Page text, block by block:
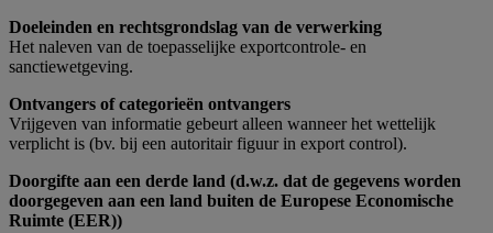
Doeleinden en rechtsgrondslag van de verwerking
Het naleven van de toepasselijke exportcontrole- en
sanctiewetgeving.
Ontvangers of categorieën ontvangers
Vrijgeven van informatie gebeurt alleen wanneer het wettelijk
verplicht is (bv. bij een autoritair figuur in export control).
Doorgifte aan een derde land (d.w.z. dat de gegevens worden
doorgegeven aan een land buiten de Europese Economische
Ruimte (EER))